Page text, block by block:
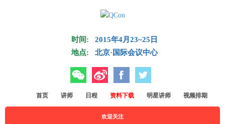
时间:
2015年4月23~25日
地点:
北京·国际会议中心
微信 微博 Facebook
首页 讲师 日程 资料下载 明星讲师 视频排期
欢迎关注